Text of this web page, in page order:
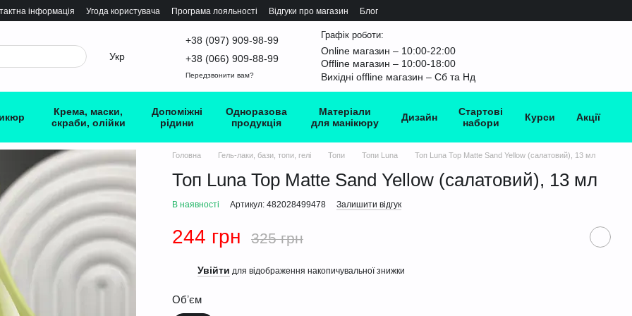
інформація Угода користувача Програма лояльності Відгуки про магазин Блог
Укр
+38 (097) 909-98-99
+38 (066) 909-88-99
Передзвонити вам?
Графік роботи:
Online магазин – 10:00-22:00
Offline магазин – 10:00-18:00
Вихідні offline магазин – Сб та Нд
Крема, маски,
скраби, олійки
Допоміжні
рідини
Одноразова
продукція
Матеріали
для манікюру
Дизайн
Стартові
набори
Курси Акції
Головна Гель-лаки, бази, топи, гелі Топи Топи Luna Топ Luna Top Matte Sand Yellow (салатовий), 13 мл
Топ Luna Top Matte Sand Yellow (салатовий), 13 мл
В наявності Артикул: 482028499478 Залишити відгук
244 грн 325 грн
Увійти для відображення накопичувальної знижки
Обʼєм